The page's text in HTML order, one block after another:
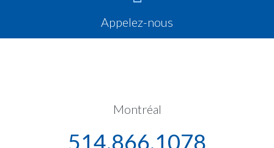
Appelez-nous
Montréal
514.866.1078